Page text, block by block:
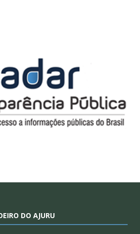
DO AJURU